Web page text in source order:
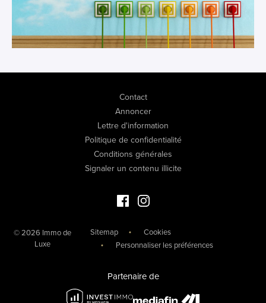
Contact
Annoncer
Lettre d'information
Politique de confidentialité
Conditions générales
Signaler un contenu illicite
Facebook Immo de Luxe
Instagram Immo de Luxe
© 2026 Immo de
Luxe
Sitemap
Cookies
Personnaliser les préférences
Partenaire de